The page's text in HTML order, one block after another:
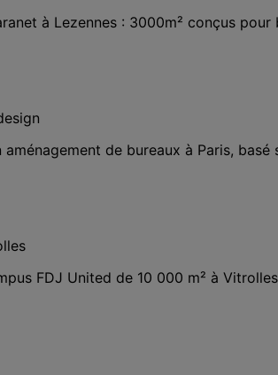
à Lezennes : 3000m² conçus
de bureaux à Paris,
FDJ United de 10 000 m² à